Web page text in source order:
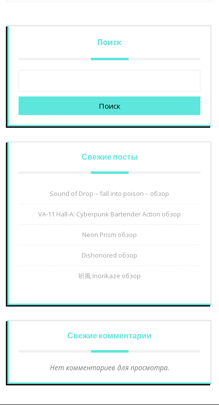
Поиск
Поиск
Свежие посты
Sound of Drop – fall into poison – обзор
VA-11 Hall-A: Cyberpunk Bartender Action обзор
Neon Prism обзор
Dishonored обзор
祈風 Inorikaze обзор
Свежие комментарии
Нет комментариев для просмотра.